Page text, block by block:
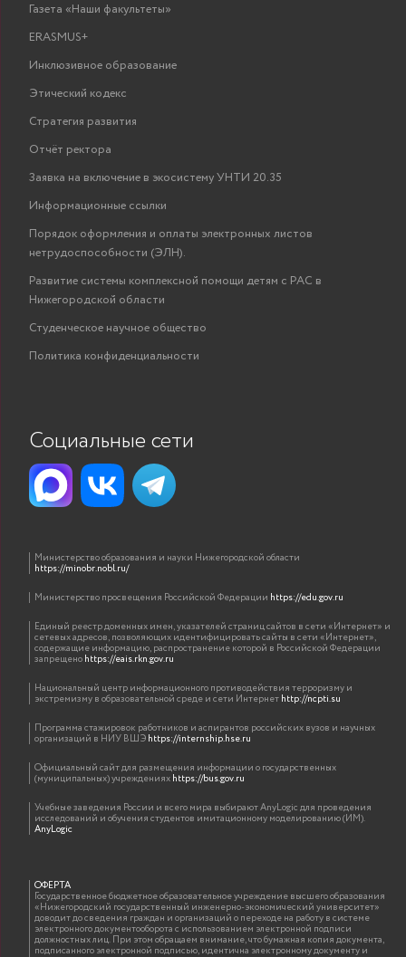
Газета «Наши факультеты»
ERASMUS+
Инклюзивное образование
Этический кодекс
Стратегия развития
Отчёт ректора
Заявка на включение в экосистему УНТИ 20.35
Информационные ссылки
Порядок оформления и оплаты электронных листов
нетрудоспособности (ЭЛН).
Развитие системы комплексной помощи детям с РАС в
Нижегородской области
Студенческое научное общество
Политика конфиденциальности
Социальные сети
Министерство образования и науки Нижегородской области
https://minobr.nobl.ru/
Министерство просвещения Российской Федерации https://edu.gov.ru
Единый реестр доменных имен, указателей страниц сайтов в сети «Интернет» и
сетевых адресов, позволяющих идентифицировать сайты в сети «Интернет»,
содержащие информацию, распространение которой в Российской Федерации
запрещеноhttps://eais.rkn.gov.ru
Национальный центр информационного противодействия терроризму и
экстремизму в образовательной среде и сети Интернетhttp://ncpti.su
Программа стажировок работников и аспирантов российских вузов и научных
организаций в НИУ ВШЭhttps://internship.hse.ru
Официальный сайт для размещения информации о государственных
(муниципальных) учрежденияхhttps://bus.gov.ru
Учебные заведения России и всего мира выбирают AnyLogic для проведения
исследований и обучения студентов имитационному моделированию (ИМ).
AnyLogic
ОФЕРТА
Государственное бюджетное образовательное учреждение высшего образования
«Нижегородский государственный инженерно-экономический университет»
доводит до сведения граждан и организаций о переходе на работу в системе
электронного документооборота с использованием электронной подписи
должностных лиц. При этом обращаем внимание, что бумажная копия документа,
подписанного электронной подписью, идентична электронному документу и